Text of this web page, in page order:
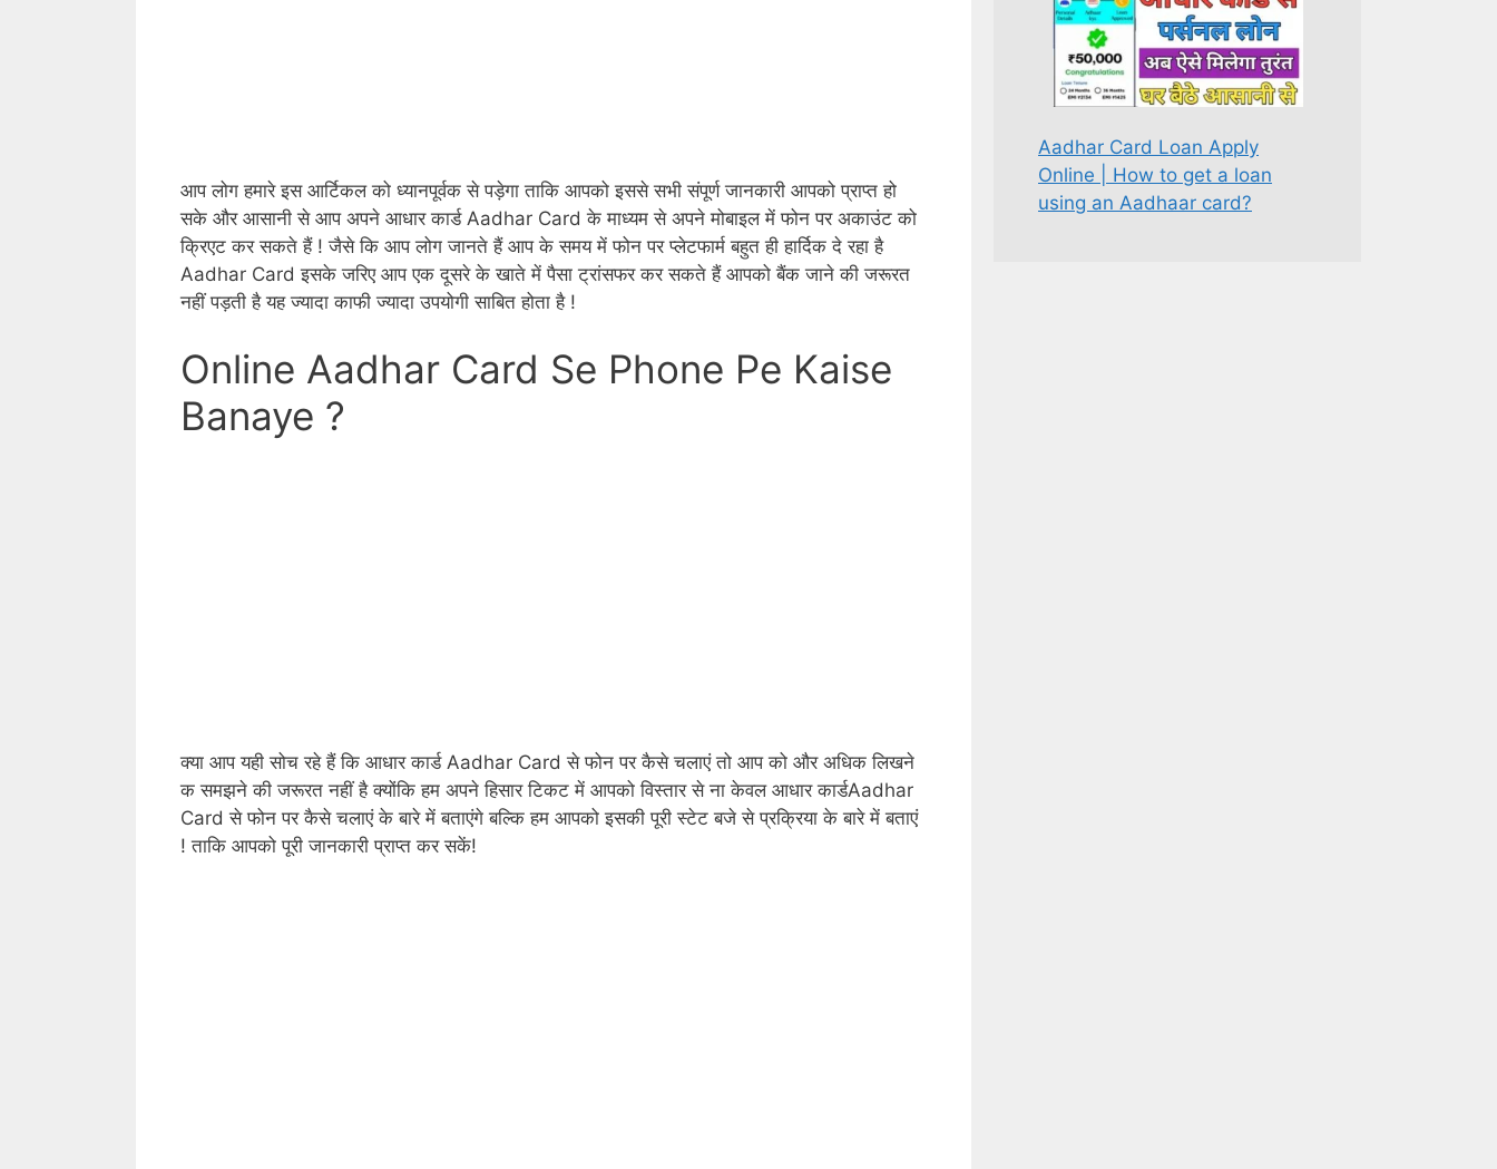
आप लोग हमारे इस आर्टिकल को ध्यानपूर्वक से पड़ेगा ताकि आपको इससे सभी संपूर्ण जानकारी आपको प्राप्त हो
सके और आसानी से आप अपने आधार कार्ड Aadhar Card के माध्यम से अपने मोबाइल में फोन पर अकाउंट को
क्रिएट कर सकते हैं ! जैसे कि आप लोग जानते हैं आप के समय में फोन पर प्लेटफार्म बहुत ही हार्दिक दे रहा है
Aadhar Card इसके जरिए आप एक दूसरे के खाते में पैसा ट्रांसफर कर सकते हैं आपको बैंक जाने की जरूरत
नहीं पड़ती है यह ज्यादा काफी ज्यादा उपयोगी साबित होता है !
Online Aadhar Card Se Phone Pe Kaise
Banaye ?
क्या आप यही सोच रहे हैं कि आधार कार्ड Aadhar Card से फोन पर कैसे चलाएं तो आप को और अधिक लिखने
क समझने की जरूरत नहीं है क्योंकि हम अपने हिसार टिकट में आपको विस्तार से ना केवल आधार कार्डAadhar
Card से फोन पर कैसे चलाएं के बारे में बताएंगे बल्कि हम आपको इसकी पूरी स्टेट बजे से प्रक्रिया के बारे में बताएं
! ताकि आपको पूरी जानकारी प्राप्त कर सकें!
Aadhar Card Loan Apply
Online | How to get a loan
using an Aadhaar card?